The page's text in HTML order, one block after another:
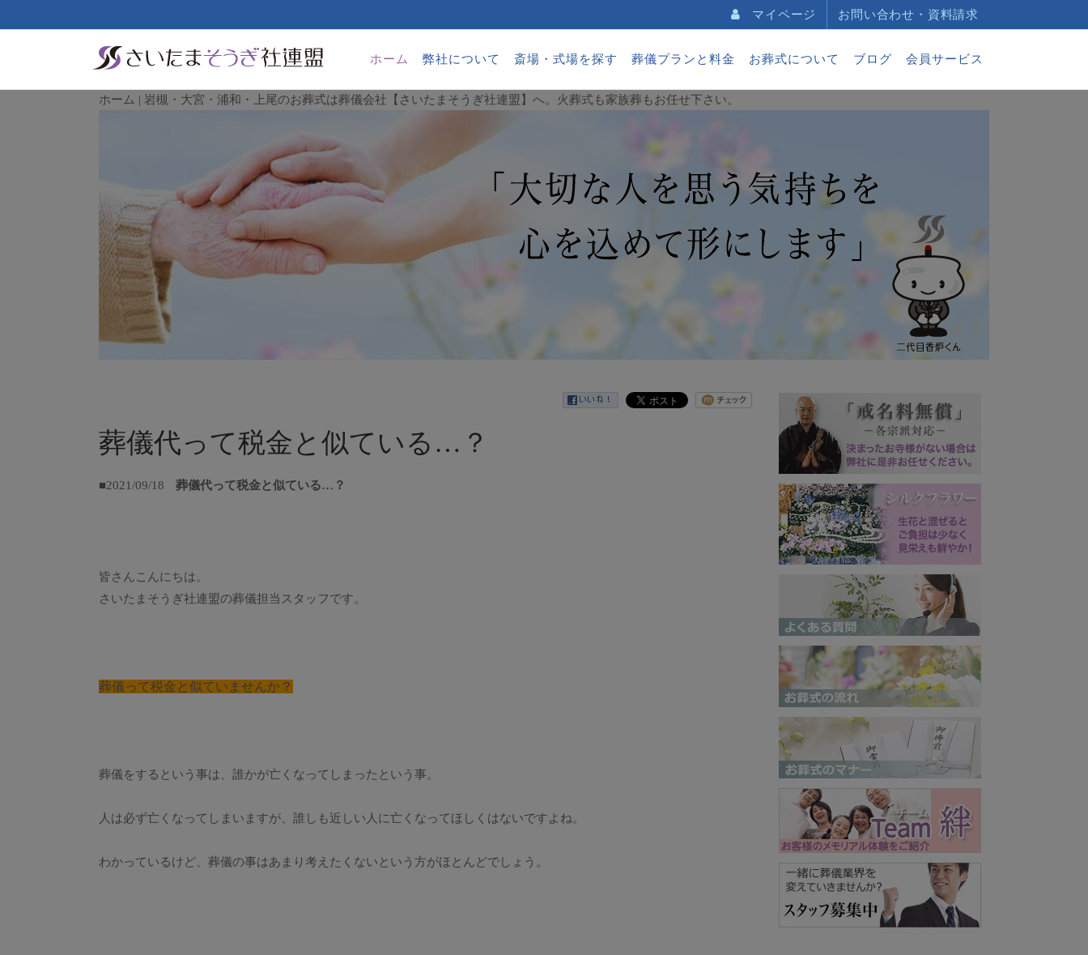
マイページ お問い合わせ・資料請求
ホーム 弊社について 斎場・式場を探す 葬儀プランと料金 お葬式について ブログ 会員サービス
ホーム | 岩槻・大宮・浦和・上尾のお葬式は葬儀会社【さいたまそうぎ社連盟】へ。火葬式も家族葬もお任せ下さい。
葬儀代って税金と似ている…？
■2021/09/18 葬儀代って税金と似ている…？
皆さんこんにちは。
さいたまそうぎ社連盟の葬儀担当スタッフです。
葬儀って税金と似ていませんか？
葬儀をするという事は、誰かが亡くなってしまったという事。
人は必ず亡くなってしまいますが、誰しも近しい人に亡くなってほしくはないですよね。
わかっているけど、葬儀の事はあまり考えたくないという方がほとんどでしょう。